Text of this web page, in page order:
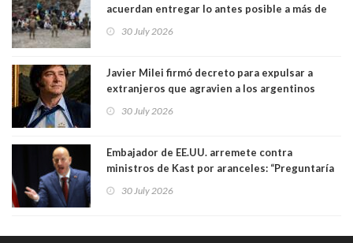
acuerdan entregar lo antes posible a más de
avalancha y de manera irregular a territorio
30 July 2026
Javier Milei firmó decreto para expulsar a
extranjeros que agravien a los argentinos
30 July 2026
Embajador de EE.UU. arremete contra
ministros de Kast por aranceles: “Preguntaría
Yo diría que no”
30 July 2026